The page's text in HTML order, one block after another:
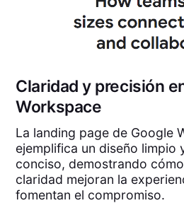
Claridad y precisión
Workspace
La landing page de Google
ejemplifica un diseño limpio
conciso, demostrando
claridad mejoran la
fomentan el compromiso.